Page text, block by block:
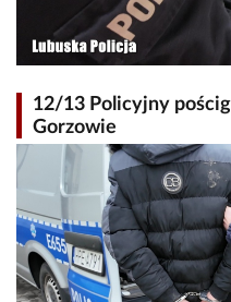
12/13 Policyjny
Gorzowie